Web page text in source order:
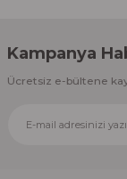
Kampanya
Ücretsiz e-bültene